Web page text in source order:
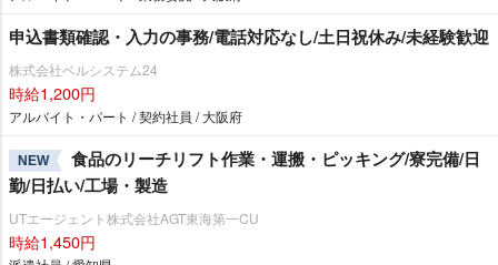
申込書類確認・入力の事務/電話対応なし/土日祝休み/未経験歓迎
株式会社ベルシステム24
時給1,200円
アルバイト・パート / 契約社員 / 大阪府
NEW
食品のリーチリフト作業・運搬・ピッキング/寮完備/日
勤/日払い/工場・製造
UTエージェント株式会社AGT東海第一CU
時給1,450円